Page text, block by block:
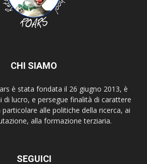
CHI SIAMO
è stata fondata il 26 giugno 2013, è
di lucro, e persegue finalità di carattere
alle politiche della ricerca, ai
alla formazione terziaria.
SEGUICI